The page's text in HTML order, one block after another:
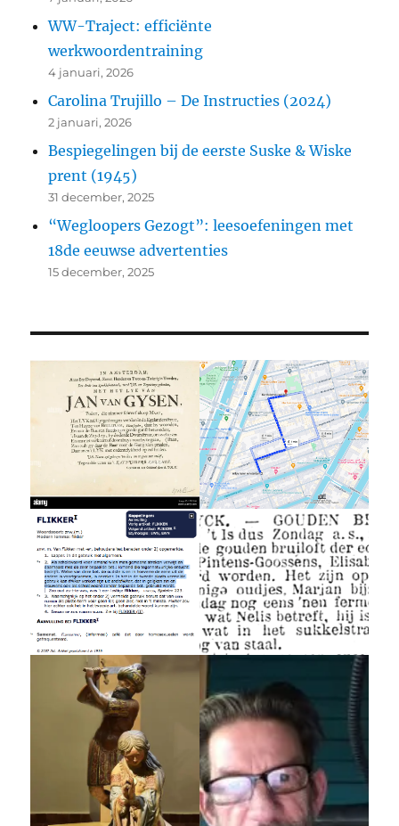
WW-Traject: efficiënte
werkwoordentraining
4 januari, 2026
Carolina Trujillo – De Instructies (2024)
2 januari, 2026
Bespiegelingen bij de eerste Suske & Wiske
prent (1945)
31 december, 2025
“Wegloopers Gezogt”: leesoefeningen met
18de eeuwse advertenties
15 december, 2025